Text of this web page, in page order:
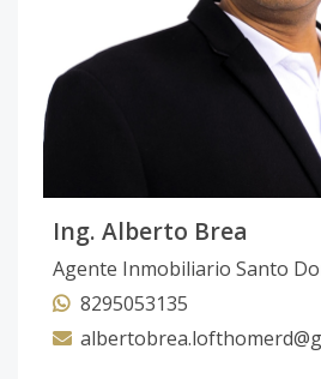
Ing. Alberto Brea
Agente Inmobiliario Santo
8295053135